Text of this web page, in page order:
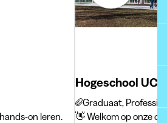
on leren.
Hogeschool
Graduaat,
👋 Welkom op onze